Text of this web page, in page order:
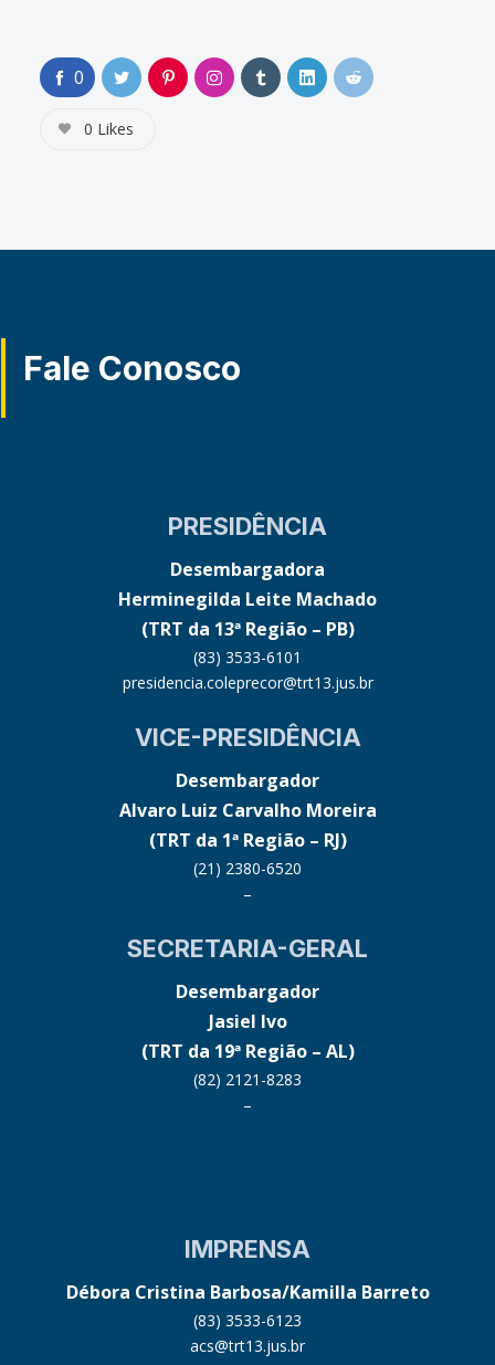
0
0 Likes
Fale Conosco
PRESIDÊNCIA
Desembargadora
Herminegilda Leite Machado
(TRT da 13ª Região – PB)
(83) 3533-6101
presidencia.coleprecor@trt13.jus.br
VICE-PRESIDÊNCIA
Desembargador
Alvaro Luiz Carvalho Moreira
(TRT da 1ª Região – RJ)
(21) 2380-6520
–
SECRETARIA-GERAL
Desembargador
Jasiel Ivo
(TRT da 19ª Região – AL)
(82) 2121-8283
–
IMPRENSA
Débora Cristina Barbosa/Kamilla Barreto
(83) 3533-6123
acs@trt13.jus.br